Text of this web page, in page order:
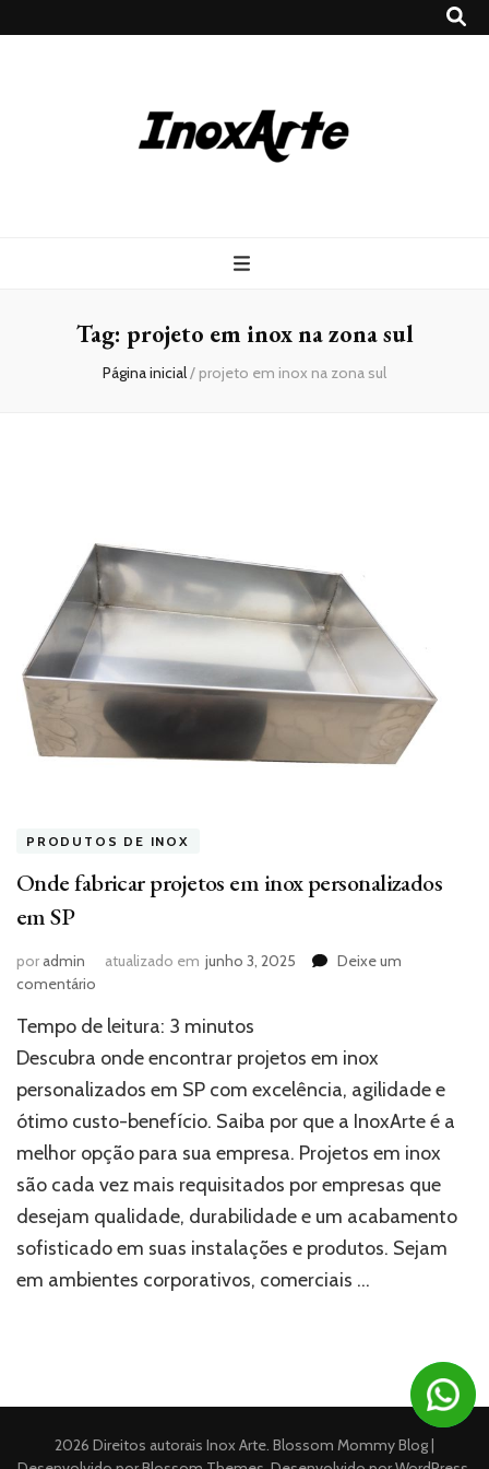
Tag: projeto em inox na zona sul
Página inicial/ projeto em inox na zona sul
PRODUTOS DE INOX
Onde fabricar projetos em inox personalizados
em SP
poradmin atualizado em junho 3, 2025
Deixe um
comentário
fabricar
projetos
inox
personalizados
em
SP
Tempo de leitura: 3 minutos
Descubra onde encontrar projetos em inox
personalizados em SP com excelência, agilidade e
ótimo custo-benefício. Saiba por que a InoxArte é a
melhor opção para sua empresa. Projetos em inox
são cada vez mais requisitados por empresas que
desejam qualidade, durabilidade e um acabamento
sofisticado em suas instalações e produtos. Sejam
em ambientes corporativos, comerciais …
2026 Direitos autorais Inox Arte. Blossom Mommy Blog |